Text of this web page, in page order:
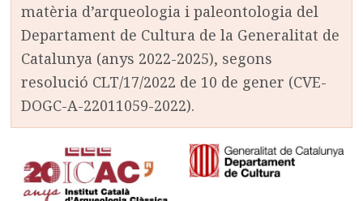
matèria d’arqueologia i paleontologia del
Departament de Cultura de la Generalitat de
Catalunya (anys 2022-2025), segons
resolució CLT/17/2022 de 10 de gener (CVE-
DOGC-A-22011059-2022).